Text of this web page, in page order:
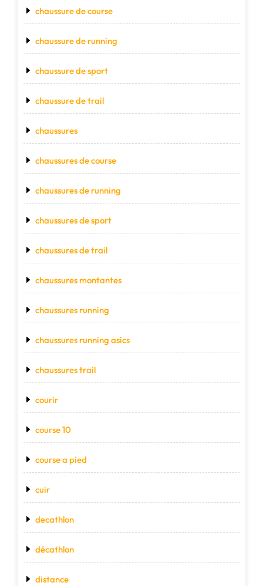
chaussure de course
chaussure de running
chaussure de sport
chaussure de trail
chaussures
chaussures de course
chaussures de running
chaussures de sport
chaussures de trail
chaussures montantes
chaussures running
chaussures running asics
chaussures trail
courir
course 10
course a pied
cuir
decathlon
décathlon
distance